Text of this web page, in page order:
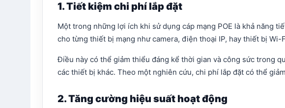
1. Tiết kiệm chi phí lắp đặt
Một trong những lợi ích khi sử dụng cáp mạng POE là khả năng
cho từng thiết bị mạng như camera, điện thoại IP, hay thiết bị
Điều này có thể giảm thiểu đáng kể thời gian và công sức trong
các thiết bị khác. Theo một nghiên cứu, chi phí lắp đặt có thể
2. Tăng cường hiệu suất hoạt động